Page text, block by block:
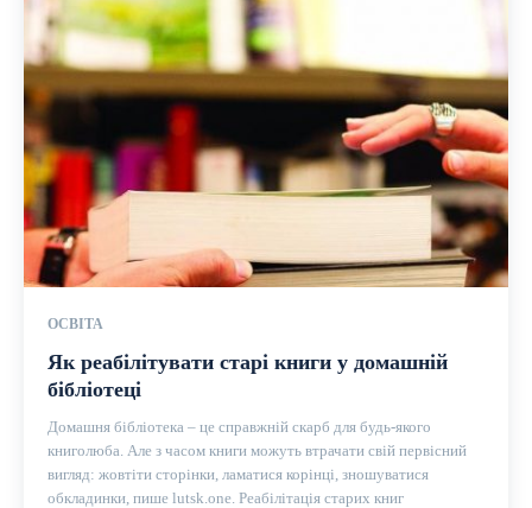
ОСВІТА
Як реабілітувати старі книги у домашній
бібліотеці
Домашня бібліотека – це справжній скарб для будь-якого
книголюба. Але з часом книги можуть втрачати свій первісний
вигляд: жовтіти сторінки, ламатися корінці, зношуватися
обкладинки, пише lutsk.one. Реабілітація старих книг